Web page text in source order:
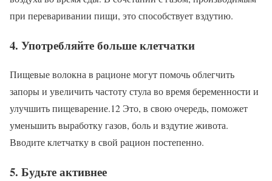
при переваривании пищи, это способствует вздутию.
4. Употребляйте больше клетчатки
Пищевые волокна в рационе могут помочь облегчить
запоры и увеличить частоту стула во время беременности и
улучшить пищеварение.12 Это, в свою очередь, поможет
уменьшить выработку газов, боль и вздутие живота.
Вводите клетчатку в свой рацион постепенно.
5. Будьте активнее